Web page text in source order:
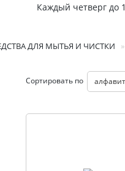
Каждый четверг до
ДЛЯ МЫТЬЯ И ЧИСТКИ
Сортировать по